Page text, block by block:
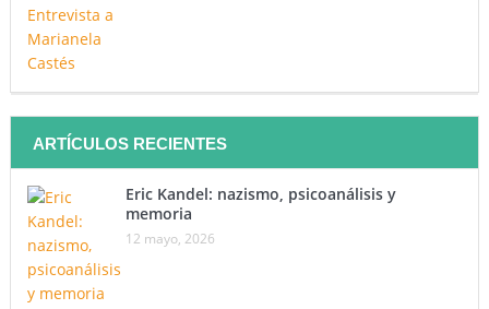
ARTÍCULOS RECIENTES
Eric Kandel: nazismo, psicoanálisis y
memoria
12 mayo, 2026